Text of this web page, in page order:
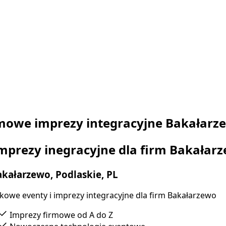
imprezy integracyjne
inegracyjne dla firm
Podlaskie, PL
eventy i imprezy integracyjne dla firm Bakałarzewo
Imprezy firmowe od A do Z